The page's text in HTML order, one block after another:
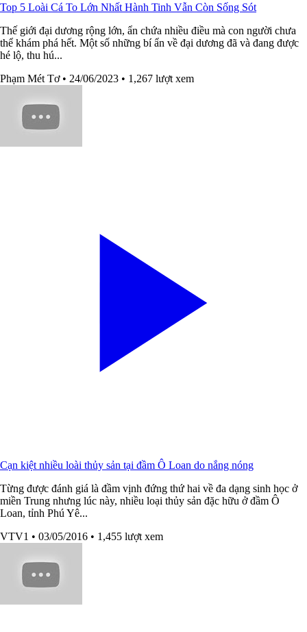
Top 5 Loài Cá To Lớn Nhất Hành Tinh Vẫn Còn Sống Sót
Thế giới đại dương rộng lớn, ẩn chứa nhiều điều mà con người chưa
thể khám phá hết. Một số những bí ẩn về đại dương đã và đang được
hé lộ, thu hú...
Phạm Mét Tơ • 24/06/2023 • 1,267 lượt xem
Cạn kiệt nhiều loài thủy sản tại đầm Ô Loan do nắng nóng
Từng được đánh giá là đầm vịnh đứng thứ hai về đa dạng sinh học ở
miền Trung nhưng lúc này, nhiều loại thủy sản đặc hữu ở đầm Ô
Loan, tỉnh Phú Yê...
VTV1 • 03/05/2016 • 1,455 lượt xem